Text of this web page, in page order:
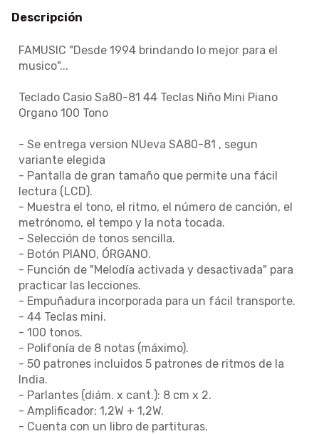
Descripción
FAMUSIC "Desde 1994 brindando lo mejor para el
musico"...
Teclado Casio Sa80-81 44 Teclas Niño Mini Piano
Organo 100 Tono
- Se entrega version NUeva SA80-81 , segun
variante elegida
- Pantalla de gran tamaño que permite una fácil
lectura (LCD).
- Muestra el tono, el ritmo, el número de canción, el
metrónomo, el tempo y la nota tocada.
- Selección de tonos sencilla.
- Botón PIANO, ÓRGANO.
- Función de "Melodía activada y desactivada" para
practicar las lecciones.
- Empuñadura incorporada para un fácil transporte.
- 44 Teclas mini.
- 100 tonos.
- Polifonía de 8 notas (máximo).
- 50 patrones incluidos 5 patrones de ritmos de la
India.
- Parlantes (diám. x cant.): 8 cm x 2.
- Amplificador: 1,2W + 1,2W.
- Cuenta con un libro de partituras.